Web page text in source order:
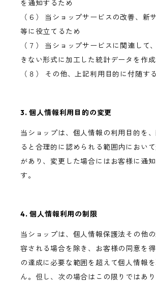
を通知するため
（６） 当ショップサービスの改善、新
等に役立てるため
（７） 当ショップサービスに関連して
きない形式に加工した統計データを作
（８） その他、上記利用目的に付随す
3. 個人情報利用目的の変更
当ショップは、個人情報の利用目的を
ると合理的に認められる範囲内におい
があり、変更した場合にはお客様に通
す。
4. 個人情報利用の制限
当ショップは、個人情報保護法その他
容される場合を除き、お客様の同意を
の達成に必要な範囲を超えて個人情報
ん。但し、次の場合はこの限りではあり